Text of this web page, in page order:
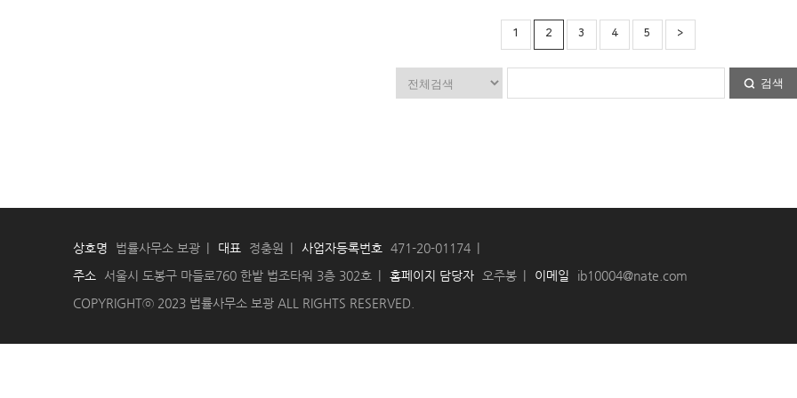
1 2 3 4 5 >
검색
상호명 법률사무소 보광 대표 정충원 사업자등록번호
471-20-01174
주소
서울시 도봉구 마들로760 한밭 법조타워 3층 302호 홈페이지 담당자 오주봉 이메일
ib10004@nate.com
COPYRIGHTⓒ 2023 법률사무소 보광 ALL RIGHTS RESERVED.